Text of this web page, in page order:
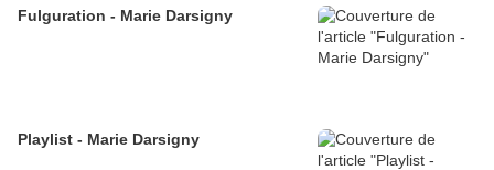
Fulguration - Marie Darsigny
Playlist - Marie Darsigny